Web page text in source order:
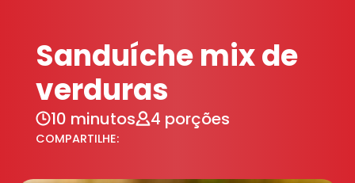
Sanduíche mix de
verduras
10 minutos 4 porções
COMPARTILHE: